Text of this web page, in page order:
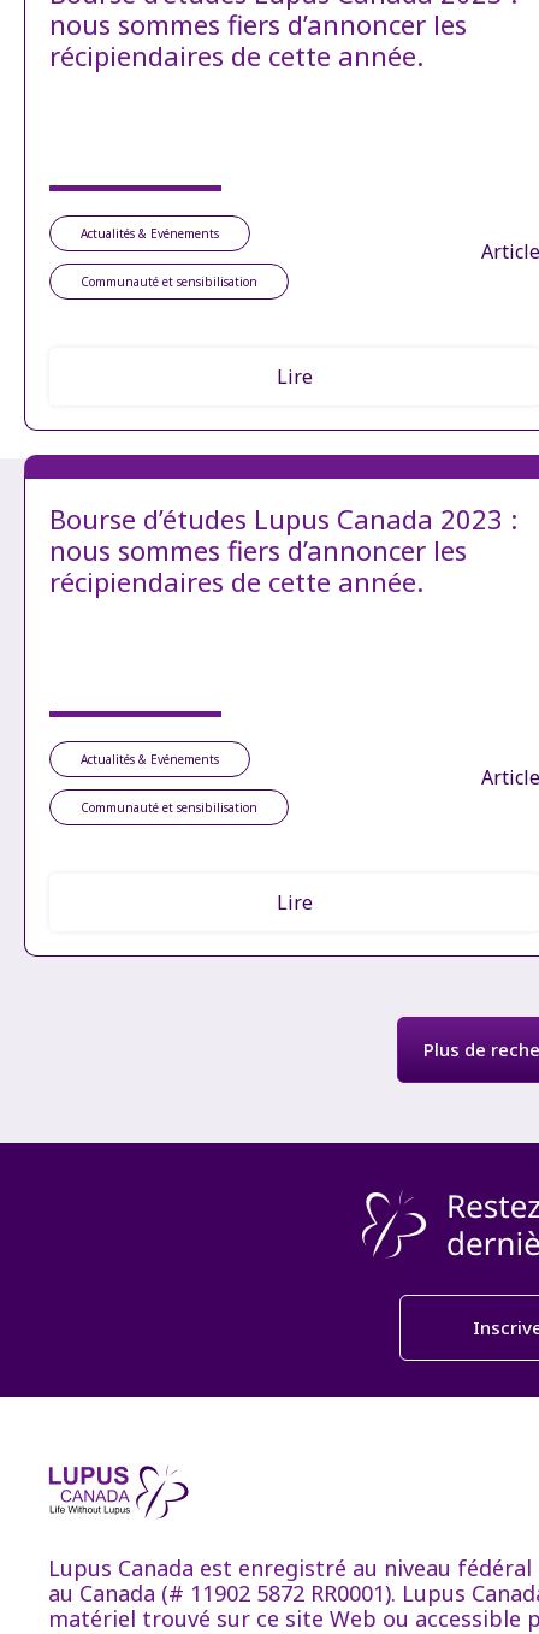
nous sommes fiers d’annoncer les
récipiendaires de cette année.
Actualités & Evénements
Communauté et sensibilisation
Article
Lire
Bourse d’études Lupus Canada 2023 :
nous sommes fiers d’annoncer les
récipiendaires de cette année.
Actualités & Evénements
Communauté et sensibilisation
Article
Lire
Plus de
Lupus Canada est enregistré au niveau
au Canada (# 11902 5872 RR0001). Lupus
matériel trouvé sur ce site Web ou accessible